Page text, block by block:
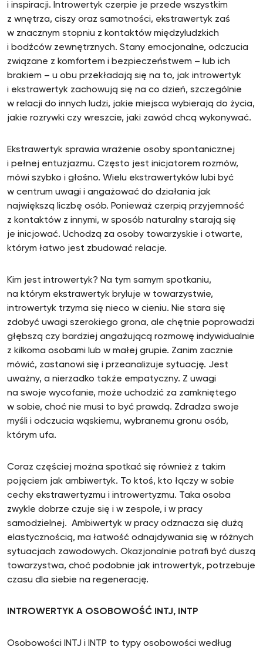
i inspiracji. Introwertyk czerpie je przede wszystkim
z wnętrza, ciszy oraz samotności, ekstrawertyk zaś
w znacznym stopniu z kontaktów międzyludzkich
i bodźców zewnętrznych. Stany emocjonalne, odczucia
związane z komfortem i bezpieczeństwem – lub ich
brakiem – u obu przekładają się na to, jak introwertyk
i ekstrawertyk zachowują się na co dzień, szczególnie
w relacji do innych ludzi, jakie miejsca wybierają do życia,
jakie rozrywki czy wreszcie, jaki zawód chcą wykonywać.
Ekstrawertyk sprawia wrażenie osoby spontanicznej
i pełnej entuzjazmu. Często jest inicjatorem rozmów,
mówi szybko i głośno. Wielu ekstrawertyków lubi być
w centrum uwagi i angażować do działania jak
największą liczbę osób. Ponieważ czerpią przyjemność
z kontaktów z innymi, w sposób naturalny starają się
je inicjować. Uchodzą za osoby towarzyskie i otwarte,
którym łatwo jest zbudować relacje.
Kim jest introwertyk? Na tym samym spotkaniu,
na którym ekstrawertyk bryluje w towarzystwie,
introwertyk trzyma się nieco w cieniu. Nie stara się
zdobyć uwagi szerokiego grona, ale chętnie poprowadzi
głębszą czy bardziej angażującą rozmowę indywidualnie
z kilkoma osobami lub w małej grupie. Zanim zacznie
mówić, zastanowi się i przeanalizuje sytuację. Jest
uważny, a nierzadko także empatyczny. Z uwagi
na swoje wycofanie, może uchodzić za zamkniętego
w sobie, choć nie musi to być prawdą. Zdradza swoje
myśli i odczucia wąskiemu, wybranemu gronu osób,
którym ufa.
Coraz częściej można spotkać się również z takim
pojęciem jak ambiwertyk. To ktoś, kto łączy w sobie
cechy ekstrawertyzmu i introwertyzmu. Taka osoba
zwykle dobrze czuje się i w zespole, i w pracy
samodzielnej. Ambiwertyk w pracy odznacza się dużą
elastycznością, ma łatwość odnajdywania się w różnych
sytuacjach zawodowych. Okazjonalnie potrafi być duszą
towarzystwa, choć podobnie jak introwertyk, potrzebuje
czasu dla siebie na regenerację.
INTROWERTYK A OSOBOWOŚĆ INTJ, INTP
Osobowości INTJ i INTP to typy osobowości według